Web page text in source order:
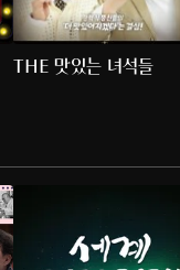
THE 맛있는 녀석들